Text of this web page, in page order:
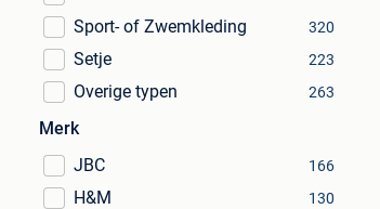
Sport- of Zwemkleding 320
Setje 223
Overige typen 263
Merk
JBC
166
H&M 130